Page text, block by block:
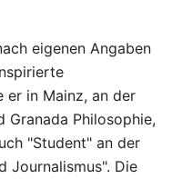
eigenen Angaben
er in Mainz, an der
Granada Philosophie,
"Student" an der
Journalismus". Die